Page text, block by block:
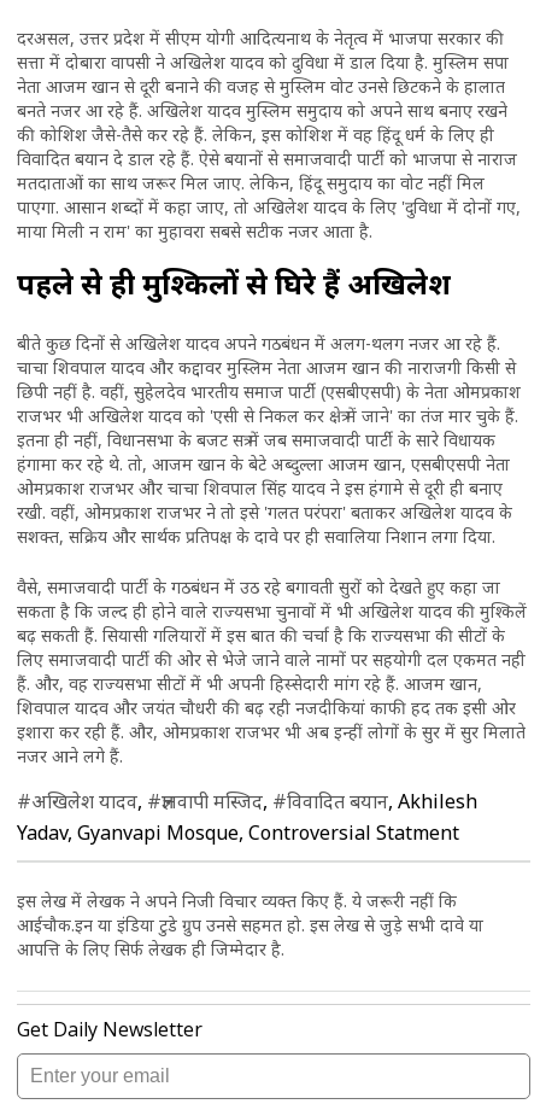
दरअसल, उत्तर प्रदेश में सीएम योगी आदित्यनाथ के नेतृत्व में भाजपा सरकार की
सत्ता में दोबारा वापसी ने अखिलेश यादव को दुविधा में डाल दिया है. मुस्लिम सपा
नेता आजम खान से दूरी बनाने की वजह से मुस्लिम वोट उनसे छिटकने के हालात
बनते नजर आ रहे हैं. अखिलेश यादव मुस्लिम समुदाय को अपने साथ बनाए रखने
की कोशिश जैसे-तैसे कर रहे हैं. लेकिन, इस कोशिश में वह हिंदू धर्म के लिए ही
विवादित बयान दे डाल रहे हैं. ऐसे बयानों से समाजवादी पार्टी को भाजपा से नाराज
मतदाताओं का साथ जरूर मिल जाए. लेकिन, हिंदू समुदाय का वोट नहीं मिल
पाएगा. आसान शब्दों में कहा जाए, तो अखिलेश यादव के लिए 'दुविधा में दोनों गए,
माया मिली न राम' का मुहावरा सबसे सटीक नजर आता है.
पहले से ही मुश्किलों से घिरे हैं अखिलेश
बीते कुछ दिनों से अखिलेश यादव अपने गठबंधन में अलग-थलग नजर आ रहे हैं.
चाचा शिवपाल यादव और कद्दावर मुस्लिम नेता आजम खान की नाराजगी किसी से
छिपी नहीं है. वहीं, सुहेलदेव भारतीय समाज पार्टी (एसबीएसपी) के नेता ओमप्रकाश
राजभर भी अखिलेश यादव को 'एसी से निकल कर क्षेत्र में जाने' का तंज मार चुके हैं.
इतना ही नहीं, विधानसभा के बजट सत्र में जब समाजवादी पार्टी के सारे विधायक
हंगामा कर रहे थे. तो, आजम खान के बेटे अब्दुल्ला आजम खान, एसबीएसपी नेता
ओमप्रकाश राजभर और चाचा शिवपाल सिंह यादव ने इस हंगामे से दूरी ही बनाए
रखी. वहीं, ओमप्रकाश राजभर ने तो इसे 'गलत परंपरा' बताकर अखिलेश यादव के
सशक्त, सक्रिय और सार्थक प्रतिपक्ष के दावे पर ही सवालिया निशान लगा दिया.
वैसे, समाजवादी पार्टी के गठबंधन में उठ रहे बगावती सुरों को देखते हुए कहा जा
सकता है कि जल्द ही होने वाले राज्यसभा चुनावों में भी अखिलेश यादव की मुश्किलें
बढ़ सकती हैं. सियासी गलियारों में इस बात की चर्चा है कि राज्यसभा की सीटों के
लिए समाजवादी पार्टी की ओर से भेजे जाने वाले नामों पर सहयोगी दल एकमत नही
हैं. और, वह राज्यसभा सीटों में भी अपनी हिस्सेदारी मांग रहे हैं. आजम खान,
शिवपाल यादव और जयंत चौधरी की बढ़ रही नजदीकियां काफी हद तक इसी ओर
इशारा कर रही हैं. और, ओमप्रकाश राजभर भी अब इन्हीं लोगों के सुर में सुर मिलाते
नजर आने लगे हैं.
#अखिलेश यादव, #ज्ञानवापी मस्जिद, #विवादित बयान, Akhilesh
Yadav, Gyanvapi Mosque, Controversial Statment
इस लेख में लेखक ने अपने निजी विचार व्यक्त किए हैं. ये जरूरी नहीं कि
आईचौक.इन या इंडिया टुडे ग्रुप उनसे सहमत हो. इस लेख से जुड़े सभी दावे या
आपत्ति के लिए सिर्फ लेखक ही जिम्मेदार है.